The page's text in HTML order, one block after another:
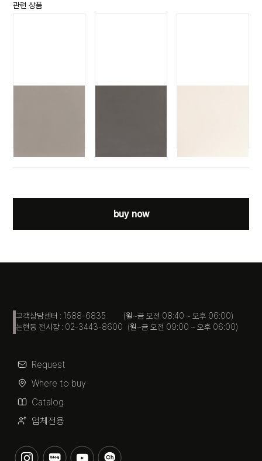
관련 상품
buy now
고객상담센터 : 1588-6835 (월~금 오전 08:40 ~ 오후 06:00)
논현동 전시장 : 02-3443-8600 (월~금 오전 09:00 ~ 오후 06:00)
Request
Where to buy
Catalog
업체전용